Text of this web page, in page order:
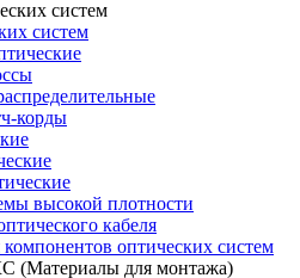
систем
корды
высокой плотности
кабеля
оптических систем